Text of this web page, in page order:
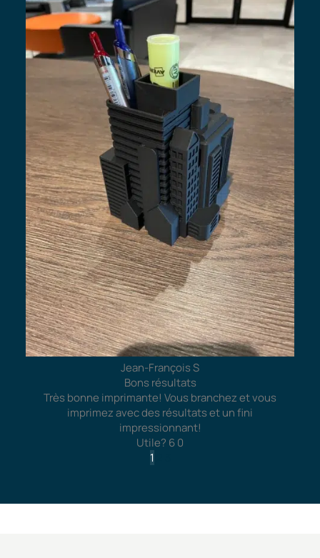
Jean-François S
Bons résultats
Très bonne imprimante! Vous branchez et vous
imprimez avec des résultats et un fini
impressionnant!
Utile? 60
1